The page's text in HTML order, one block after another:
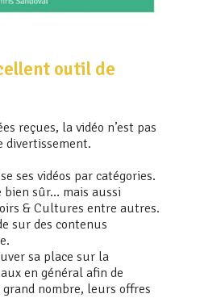
outil de
reçues, la vidéo n’est pas
ses vidéos par catégories.
bien sûr… mais aussi
& Cultures entre autres.
sur des contenus
sa place sur la
en général afin de
nombre, leurs offres